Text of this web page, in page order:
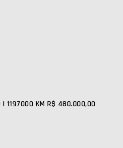
1197000 KM R$ 480.000,00